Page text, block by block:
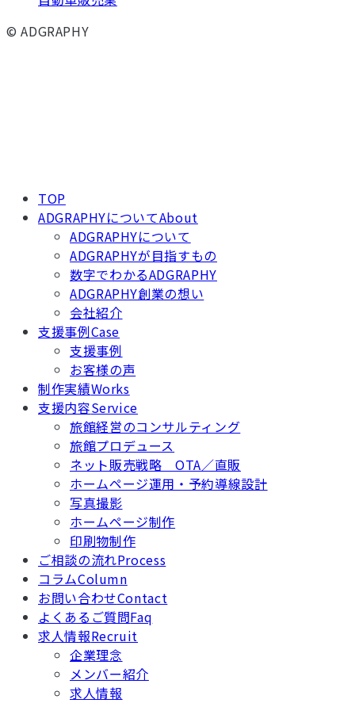
© ADGRAPHY
TOP
ADGRAPHYについてAbout
ADGRAPHYについて
ADGRAPHYが目指すもの
数字でわかるADGRAPHY
ADGRAPHY創業の想い
会社紹介
支援事例Case
支援事例
お客様の声
制作実績Works
支援内容Service
旅館経営のコンサルティング
旅館プロデュース
ネット販売戦略 OTA／直販
ホームページ運用・予約導線設計
写真撮影
ホームページ制作
印刷物制作
ご相談の流れProcess
コラムColumn
お問い合わせContact
よくあるご質問Faq
求人情報Recruit
企業理念
メンバー紹介
求人情報